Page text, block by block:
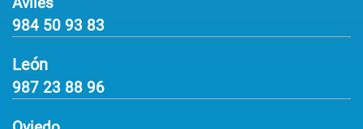
984 50 93 83
León
987 23 88 96